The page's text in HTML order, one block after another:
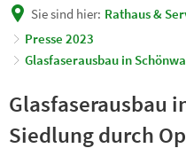
Sie sind hier: Rathaus &
Presse 2023
Glasfaserausbau in
Glasfaserausbau
Siedlung durch